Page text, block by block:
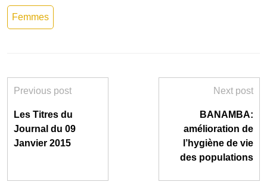
Femmes
Previous post
Les Titres du
Journal du 09
Janvier 2015
Next post
BANAMBA:
amélioration de
l’hygiène de vie
des populations